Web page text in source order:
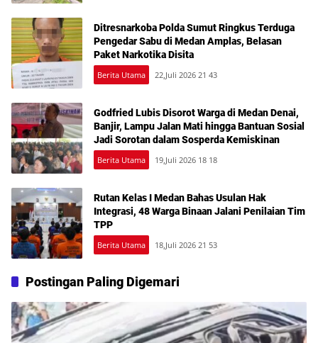
Ditresnarkoba Polda Sumut Ringkus Terduga
Pengedar Sabu di Medan Amplas, Belasan
Paket Narkotika Disita
Berita Utama 22,Juli 2026 21 43
Godfried Lubis Disorot Warga di Medan Denai,
Banjir, Lampu Jalan Mati hingga Bantuan Sosial
Jadi Sorotan dalam Sosperda Kemiskinan
Berita Utama 19,Juli 2026 18 18
Rutan Kelas I Medan Bahas Usulan Hak
Integrasi, 48 Warga Binaan Jalani Penilaian Tim
TPP
Berita Utama 18,Juli 2026 21 53
Postingan Paling Digemari